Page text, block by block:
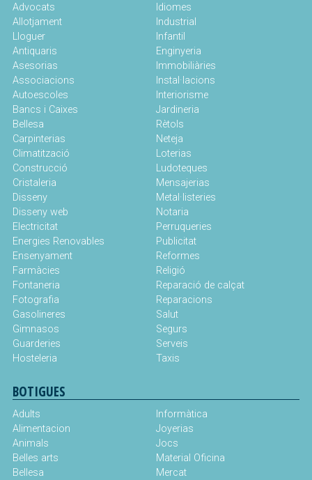
Advocats
Allotjament
Lloguer
Antiquaris
Asesorias
Associacions
Autoescoles
Bancs i Caixes
Bellesa
Carpinterias
Climatització
Construcció
Cristaleria
Disseny
Disseny web
Electricitat
Energies Renovables
Ensenyament
Farmàcies
Fontaneria
Fotografia
Gasolineres
Gimnasos
Guarderies
Hosteleria
Idiomes
Industrial
Infantil
Enginyeria
Immobiliàries
Instal·lacions
Interiorisme
Jardineria
Rètols
Neteja
Loterias
Ludoteques
Mensajerias
Metal·listeries
Notaria
Perruqueries
Publicitat
Reformes
Religió
Reparació de calçat
Reparacions
Salut
Segurs
Serveis
Taxis
BOTIGUES
Adults
Alimentacion
Animals
Belles arts
Bellesa
Informàtica
Joyerias
Jocs
Material Oficina
Mercat